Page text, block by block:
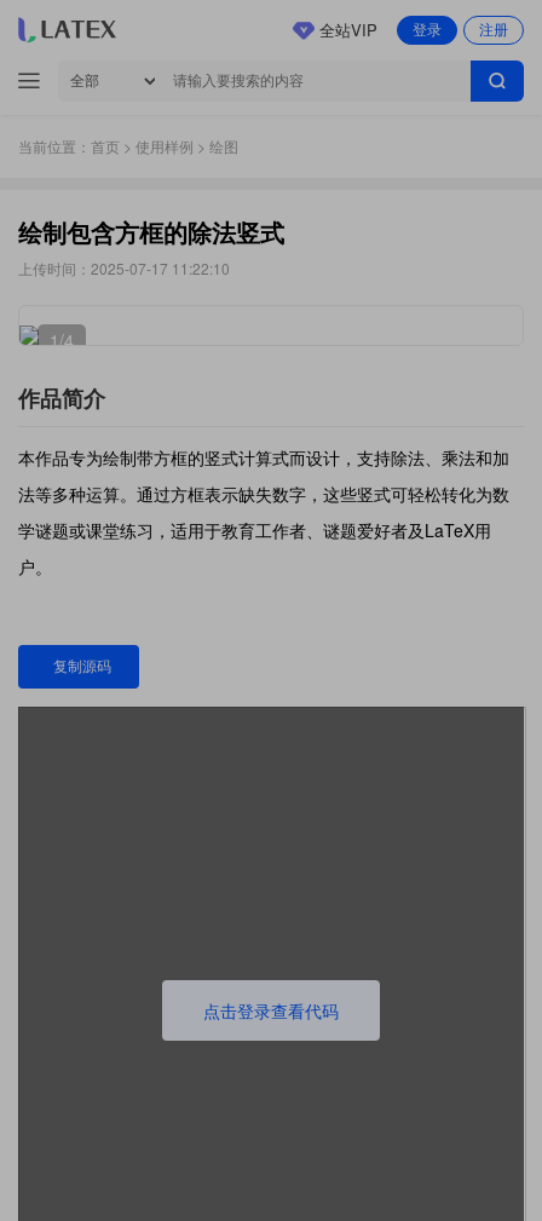
登录 注册
全站VIP
当前位置： 首页 > 使用样例 > 绘图
绘制包含方框的除法竖式
上传时间：2025-07-17 11:22:10
1/4
作品简介
本作品专为绘制带方框的竖式计算式而设计，支持除法、乘法和加
法等多种运算。通过方框表示缺失数字，这些竖式可轻松转化为数
学谜题或课堂练习，适用于教育工作者、谜题爱好者及LaTeX用
户。
复制源码
点击登录查看代码